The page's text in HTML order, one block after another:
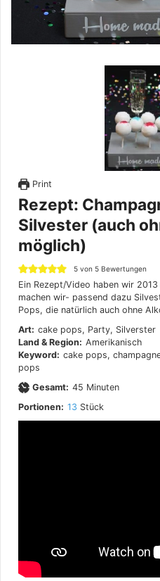
Print
Rezept:
Silvester (auch
möglich)
5 von 5 Bewertungen
Ein Rezept/Video haben wir
machen wir- passend dazu
Pops, die natürlich auch ohne
Art: cake pops, Party, Silverster
Land & Region: Amerikanisch
Keyword: cake pops,
pops
Gesamt: 45 Minuten
Minuten
Portionen: 13 Stück